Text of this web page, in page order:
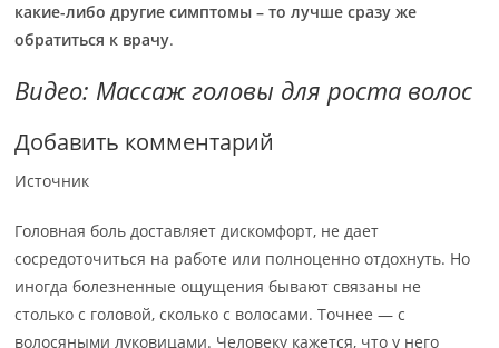
какие-либо другие симптомы – то лучше сразу же
обратиться к врачу.
Видео: Массаж головы для роста волос
Добавить комментарий
Источник
Головная боль доставляет дискомфорт, не дает
сосредоточиться на работе или полноценно отдохнуть. Но
иногда болезненные ощущения бывают связаны не
столько с головой, сколько с волосами. Точнее — с
волосяными луковицами. Человеку кажется, что у него